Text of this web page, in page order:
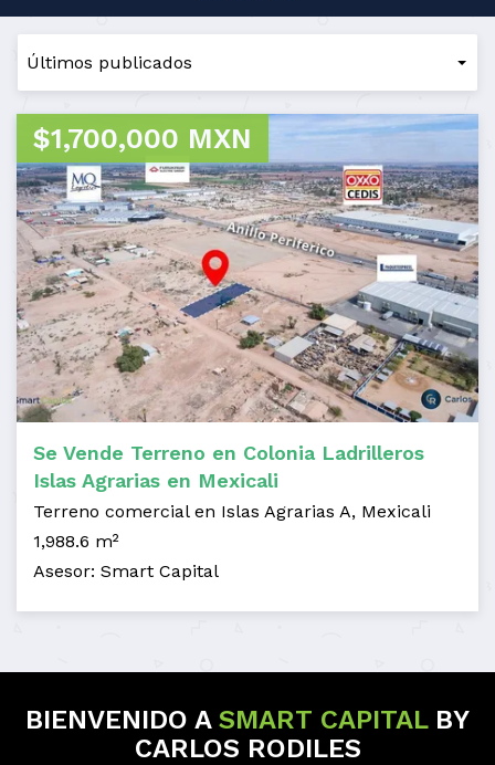
$1,700,000 MXN
Se Vende Terreno en Colonia Ladrilleros
Islas Agrarias en Mexicali
Terreno comercial en Islas Agrarias A, Mexicali
1,988.6 m²
Asesor: Smart Capital
BIENVENIDO A SMART CAPITALBY
CARLOS RODILES